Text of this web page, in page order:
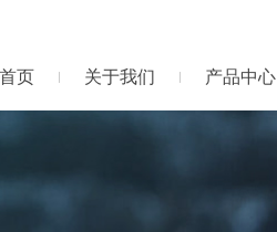
首页 关于我们 产品中心